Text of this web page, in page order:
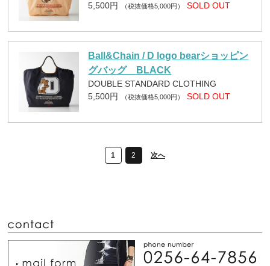
5,500円
（税抜価格5,000円） SOLD OUT
Ball&Chain / D logo bearショッピン
グバッグ BLACK
DOUBLE STANDARD CLOTHING
5,500円
（税抜価格5,000円） SOLD OUT
1 2 次へ